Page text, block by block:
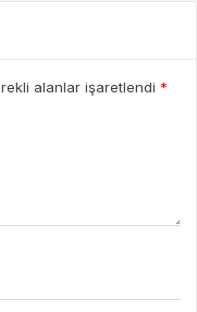
alanlar işaretlendi *